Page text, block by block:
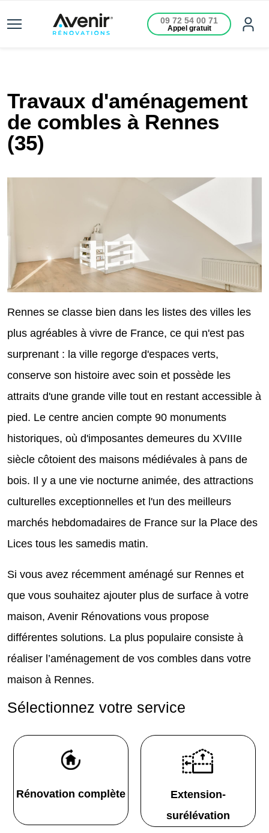
09 72 54 00 71
Appel gratuit
Travaux d'aménagement
de combles à Rennes
(35)
Rennes se classe bien dans les listes des villes les
plus agréables à vivre de France, ce qui n'est pas
surprenant : la ville regorge d'espaces verts,
conserve son histoire avec soin et possède les
attraits d'une grande ville tout en restant accessible à
pied. Le centre ancien compte 90 monuments
historiques, où d'imposantes demeures du XVIIIe
siècle côtoient des maisons médiévales à pans de
bois. Il y a une vie nocturne animée, des attractions
culturelles exceptionnelles et l'un des meilleurs
marchés hebdomadaires de France sur la Place des
Lices tous les samedis matin.
Si vous avez récemment aménagé sur Rennes et
que vous souhaitez ajouter plus de surface à votre
maison, Avenir Rénovations vous propose
différentes solutions. La plus populaire consiste à
réaliser l’aménagement de vos combles dans votre
maison à Rennes.
Sélectionnez votre service
Rénovation complète
Extension-
surélévation